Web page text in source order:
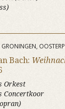
GRONINGEN,
Bach:
Orkest
Concertkoor